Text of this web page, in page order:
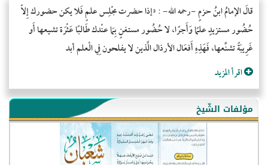
قالَ الإمامُ ابنُ حزمٍ -رحمه الله- : «إذا حضرت مجْلِس علمٍ فَلا يكن حضورك إِلاّ
حُضُور مستزيدٍ علمًا وَأَجرًا، لا حُضُور مستغنٍ بِمَا عنْدك طَالبًا عَثْرَة تشيعها أَو
غَرِيبَةً تشنِّعها، فَهَذِهِ أَفعَال الأرذال الَّذين لا يفلحون فِي الْعلم أبد
اقرأ المزيد
مؤلفات الشّيخ